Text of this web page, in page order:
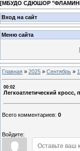
[МБУДО СДЮШОР
Вход на сайт
Меню сайта
Главная » 2025 » Сентябрь » 1
00:02
Легкоатлетический
Всего комментариев: 0
Войдите: